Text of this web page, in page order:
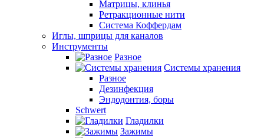
Матрицы, клинья
Ретракционные нити
Система Коффердам
Иглы, шприцы для каналов
Инструменты
Разное
Системы хранения
Разное
Дезинфекция
Эндодонтия, боры
Schwert
Гладилки
Зажимы